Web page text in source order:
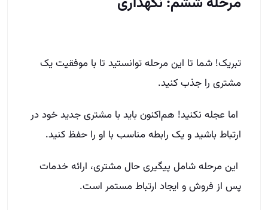
تبریک! شما تا این مرحله توانستید تا با موفقیت یک
مشتری را جذب کنید.
اما عجله نکنید! هم‌اکنون باید با مشتری جدید خود در
ارتباط باشید و یک رابطه مناسب با او را حفظ کنید.
این مرحله شامل پیگیری حال مشتری، ارائه خدمات
پس از فروش و ایجاد ارتباط مستمر است.